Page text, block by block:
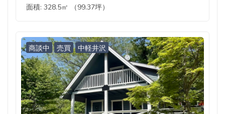
面積: 328.5㎡ （99.37坪）
商談中 売買 中軽井沢